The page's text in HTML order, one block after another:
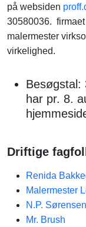
på websiden
30580036.
malermester
virkelighed.
har pr. 8.
Driftige
Renida
Malermester
N.P.
Mr. Brush